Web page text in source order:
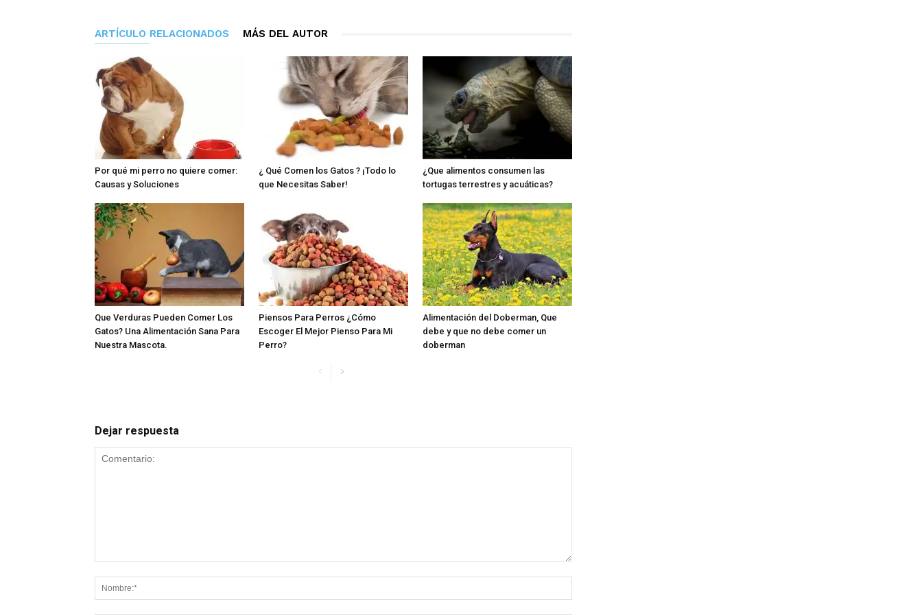
ARTÍCULO RELACIONADOS MÁS DEL AUTOR
Por qué mi perro no quiere comer:
Causas y Soluciones
¿ Qué Comen los Gatos ? ¡Todo lo
que Necesitas Saber!
¿Que alimentos consumen las
tortugas terrestres y acuáticas?
Que Verduras Pueden Comer Los
Gatos? Una Alimentación Sana Para
Nuestra Mascota.
Piensos Para Perros ¿Cómo
Escoger El Mejor Pienso Para Mi
Perro?
Alimentación del Doberman, Que
debe y que no debe comer un
doberman
Dejar respuesta